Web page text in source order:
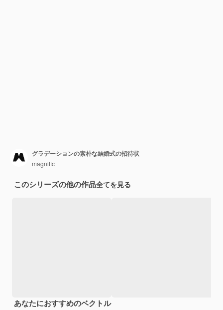
グラデーションの素朴な結婚式の招待状
magnific
このシリーズの他の作品全てを見る
あなたにおすすめのベクトル